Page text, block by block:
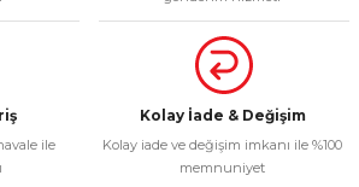
alternatifler olmalı.
ile
Kolay İade & Değişim
Kolay iade ve değişim imkanı ile %100
memnuniyet